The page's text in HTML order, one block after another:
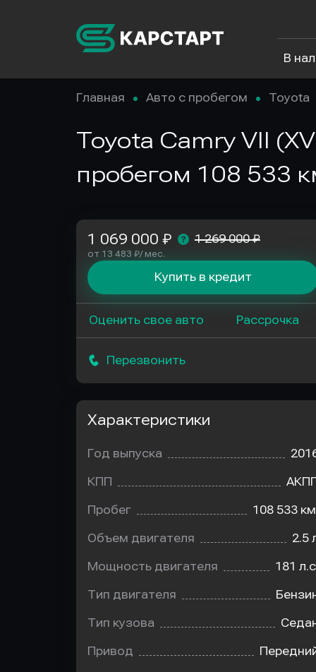
В
Главная Авто с пробегом Toyota
Toyota Camry VII
пробегом 108 533
1 069 000 ₽ 1 269 000 ₽
от 13 483 ₽/ мес.
Купить в кредит
Оценить свое авто Рассрочка
Перезвонить
Характеристики
Год выпуска
КПП
Пробег 108 533
Объем двигателя 2.5
Мощность двигателя 181
Тип двигателя
Тип кузова
Привод